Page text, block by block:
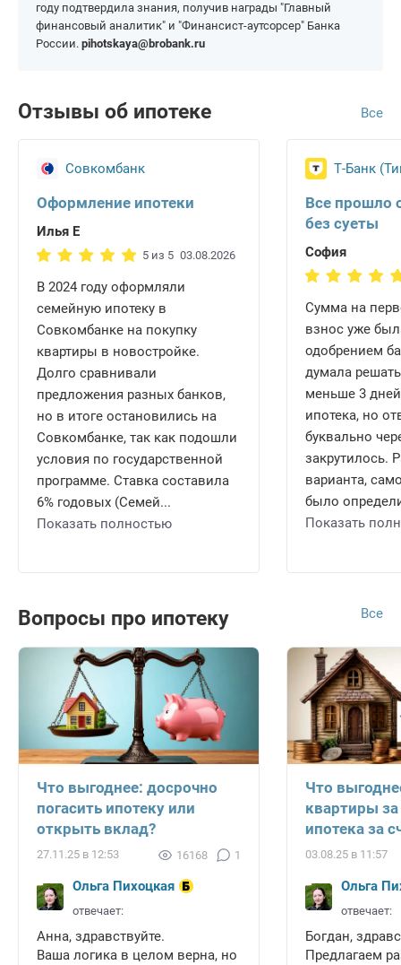
году подтвердила знания, получив награды "Главный
финансовый аналитик" и "Финансист-аутсорсер" Банка
России. pihotskaya@brobank.ru
Отзывы об ипотеке Все
Совкомбанк
Оформление ипотеки
Илья Е
5 из 5 03.08.2026
В 2024 году оформляли
семейную ипотеку в
Совкомбанке на покупку
квартиры в новостройке.
Долго сравнивали
предложения разных банков,
но в итоге остановились на
Совкомбанке, так как подошли
условия по государственной
программе. Ставка составила
6% годовых (Семей...
Показать полностью
Т-Банк
Все прошло
без суеты
София
Сумма на
взнос уже
одобрением
думала
меньше 3
ипотека, но
буквально
закрутилось.
варианта,
было
Показать
Вопросы про ипотеку Все
Что выгоднее: досрочно
погасить ипотеку или
открыть вклад?
27.11.25 в 12:53 16168 1
Ольга Пихоцкая
отвечает:
Анна, здравствуйте.
Ваша логика в целом верна, но
Что
квартиры
ипотека за
03.08.25 в 11:57
Ольга
отвечает:
Богдан,
Предлагаем